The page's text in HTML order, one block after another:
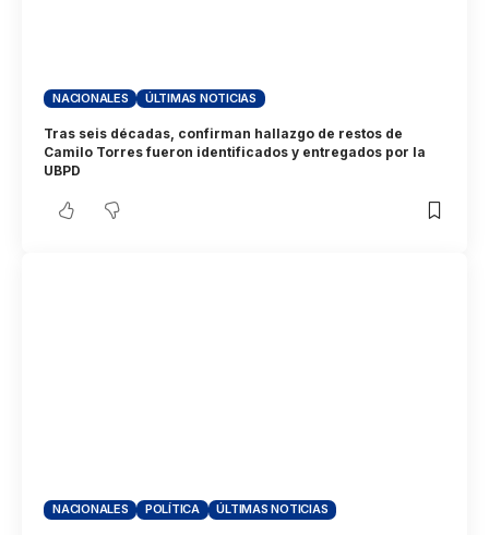
NACIONALES ÚLTIMAS NOTICIAS
Tras seis décadas, confirman hallazgo de restos de
Camilo Torres fueron identificados y entregados por la
UBPD
NACIONALES POLÍTICA ÚLTIMAS NOTICIAS